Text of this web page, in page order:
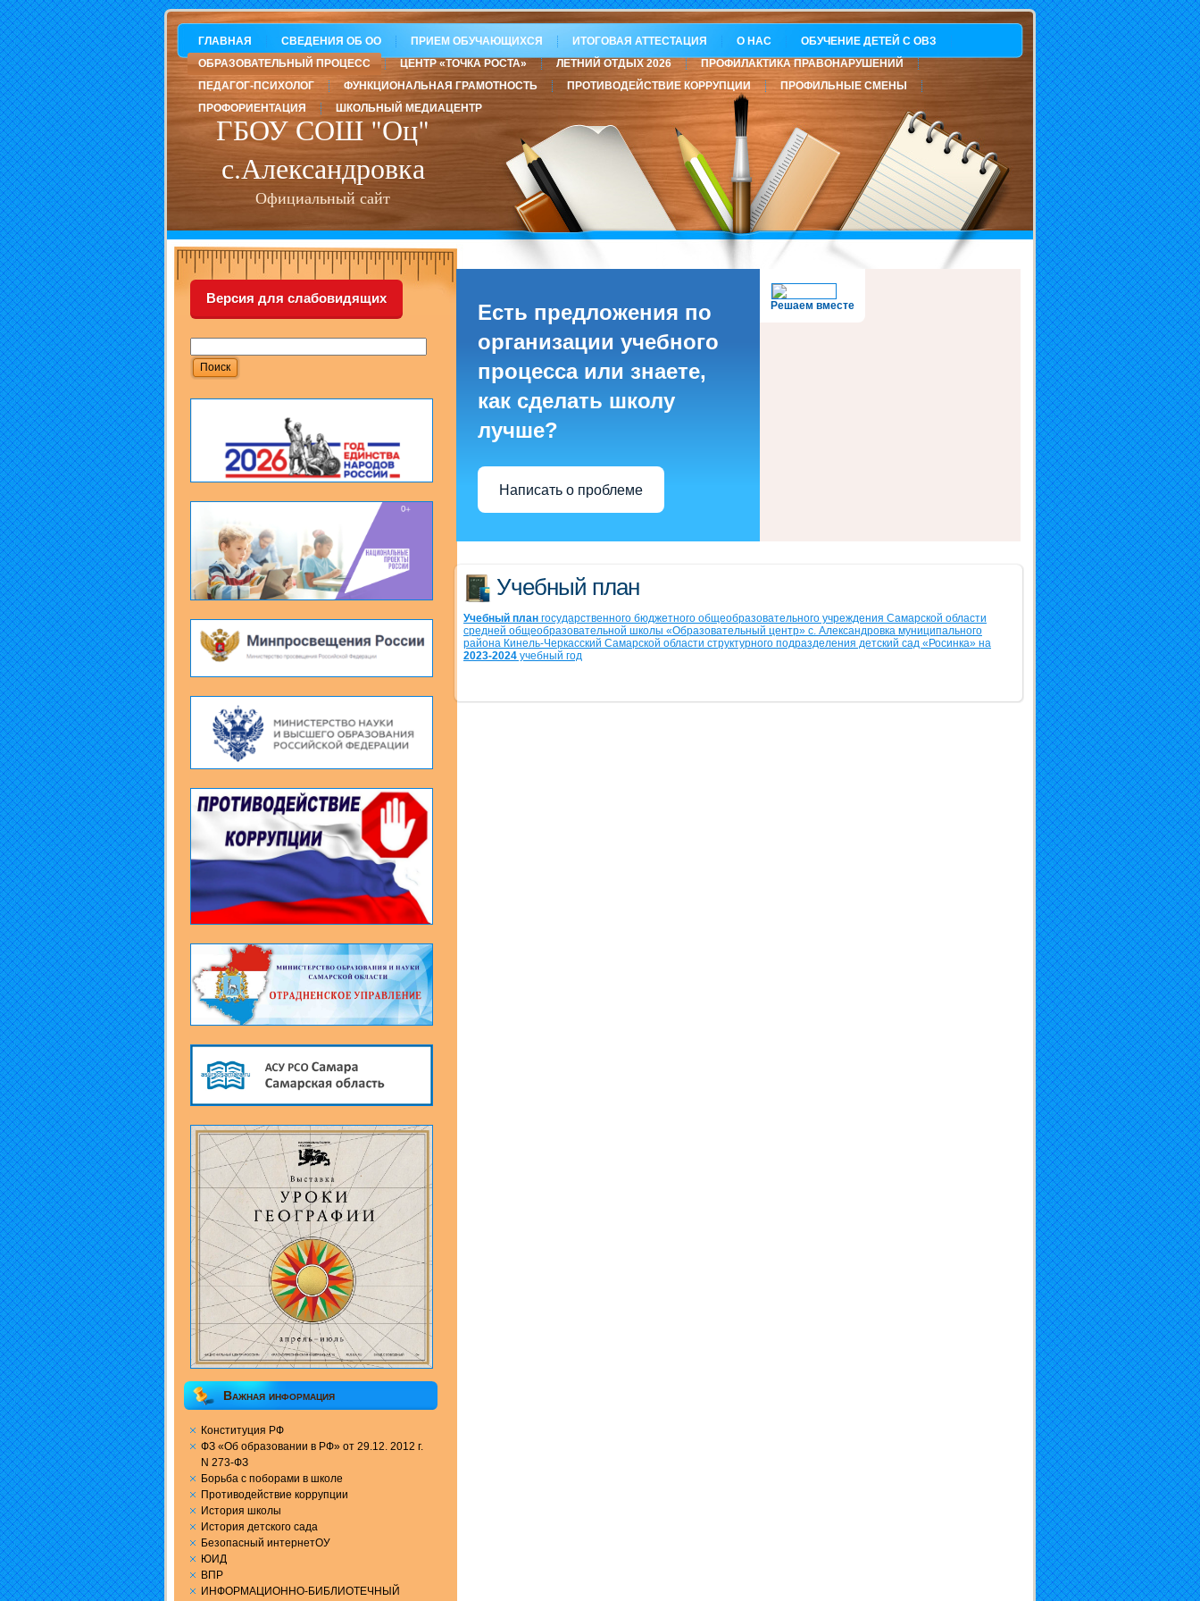
ГБОУ СОШ "Оц"
с.Александровка
Официальный сайт
ГЛАВНАЯ СВЕДЕНИЯ ОБ ОО ПРИЕМ ОБУЧАЮЩИХСЯ ИТОГОВАЯ АТТЕСТАЦИЯ О НАС
ОБУЧЕНИЕ ДЕТЕЙ С ОВЗ
ОБРАЗОВАТЕЛЬНЫЙ ПРОЦЕСС
ЦЕНТР «ТОЧКА РОСТА» ЛЕТНИЙ ОТДЫХ 2026
ПРОФИЛАКТИКА ПРАВОНАРУШЕНИЙ
ПЕДАГОГ-ПСИХОЛОГ
ФУНКЦИОНАЛЬНАЯ ГРАМОТНОСТЬ ПРОТИВОДЕЙСТВИЕ КОРРУПЦИИ
ПРОФИЛЬНЫЕ СМЕНЫ
ПРОФОРИЕНТАЦИЯ
ШКОЛЬНЫЙ МЕДИАЦЕНТР
Версия для слабовидящих
Важная информация
Конституция РФ
ФЗ «Об образовании в РФ» от 29.12. 2012 г.
N 273-ФЗ
Борьба с поборами в школе
Противодействие коррупции
История школы
История детского сада
Безопасный интернетОУ
ЮИД
ВПР
ИНФОРМАЦИОННО-БИБЛИОТЕЧНЫЙ
Решаем вместе
Есть предложения по
организации учебного
процесса или знаете,
как сделать школу
лучше?
Написать о проблеме
Учебный план
Учебный план государственного бюджетного общеобразовательного учреждения Самарской области
средней общеобразовательной школы «Образовательный центр» с. Александровка муниципального
района Кинель-Черкасский Самарской области структурного подразделения детский сад «Росинка» на
2023-2024 учебный год